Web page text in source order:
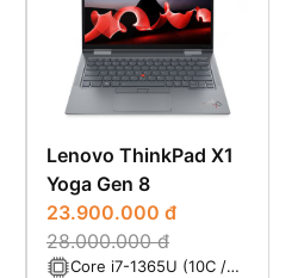
Lenovo ThinkPad X1
Yoga Gen 8
23.900.000 đ
28.000.000 đ
Core i7-1365U (10C /